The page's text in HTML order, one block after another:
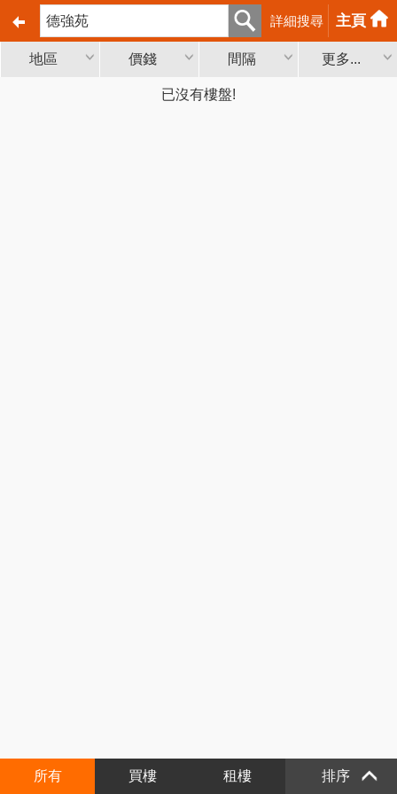
詳細搜尋 主頁
地區 價錢 間隔 更多...
已沒有樓盤!
所有 買樓 租樓 排序